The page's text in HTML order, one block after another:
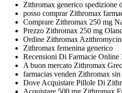
Zithromax generico spedizione
posso comprar Zithromax
Comprare Zithromax 250 mg
Prezzo Zithromax 250 mg
Ordine Zithromax Azithromycin
Zithromax femenina generico
Recensioni Di Farmacie
A buon mercato Zithromax
farmacias venden Zithromax sin
Dove Acquistare Pillole Di